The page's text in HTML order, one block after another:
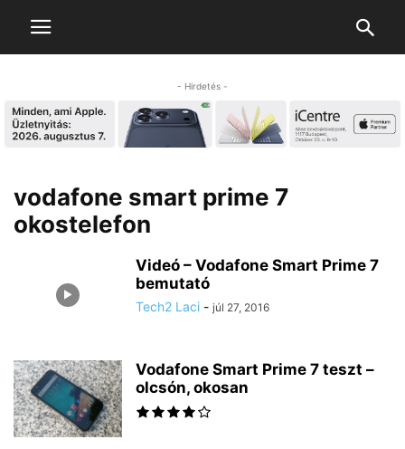
- Hirdetés -
vodafone smart prime 7
okostelefon
Videó – Vodafone Smart Prime 7
bemutató
Tech2 Laci - júl 27, 2016
Vodafone Smart Prime 7 teszt –
olcsón, okosan